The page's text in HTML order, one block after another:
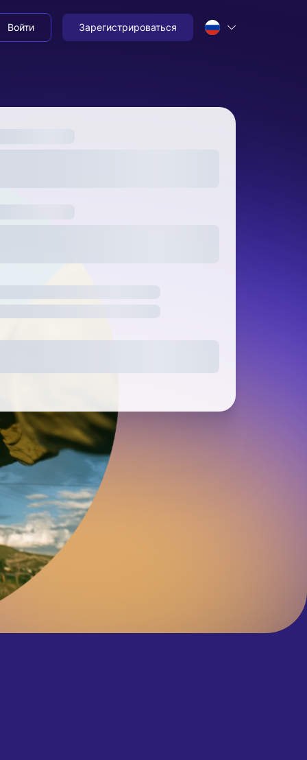
Войти Зарегистрироваться